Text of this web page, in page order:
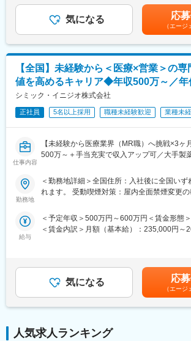
手当もアップします。
■豊富なキャリアプランとサポート体制
幅広いキャリアプランがあります。
また、弊社のマネージャーのほとんどは、
ジしたメンバーです。担当マネージャーが定
変更の範囲：会社の定める業務
医師や医療機器を扱う医療従事者に医療機器
行います。販売だけでなく、実際使用する際
ートやアフターフォローまで手掛けることが
医師や薬剤師、看護師など医療従事者に医薬
どの情報提供や情報収集を行います。患者さ
け、日々最新情報を学習し医療の一旦を担う
できます。
■入社後の流れ：
入社後は導入研修を受講。アサイン先企業の
制は万全で、医療機器営業に必要な製品知識
後に習得することができます。
◎PMによる安心のフォロー体制
社員の活動を、経験と知識を豊富に持つプロ
業活動が行えます。
◎多彩なキャリアパス
す。複数のプロジェクトを経験し、新たなキ
くことを期待しています。
（2）東北：青森・秋田・岩手・山形・宮城・
（3）関東：東京・神奈川・千葉・埼玉・茨
む）＜昇給有無＞有＜残業手当＞有＜給与補
ンセンティブあり賃金はあくまでも目安の金
じて上下する可能性があります。月給(月額)
記です。
気になる 応
（エージ
【全国】未経験から＜医療×営業＞の
値を高めるキャリア◆年収500万～／年
シミック・イニジオ株式会社
正社員 5名以上採用 職種未経験歓迎 業種未
仕事内容
【未経験から医療業界（MR職）へ挑戦×3ヶ
500万～＋手当充実で収入アップ可／大手製
＜入社月について＞
入社月が決まっているため同期も多く安心し
具体的には、「どんな病気に効くか（効果）
注意点）／品質に問題はないか」をわかり
また、現場で使われた際の声を聞き取り製薬
い薬づくりにも貢献します
いのある仕事です
勤務地
＜勤務地詳細＞全国住所：入社後に全国いず
れます。 受動喫煙対策：屋内全面禁煙変更
給与
＜予定年収＞500万円～600万円＜賃金形態
＜賃金内訳＞月額（基本給）：235,000円～
を全額支給 ■賞与年2回（昨年度実績4.2ヶ月
全国勤務が可能な方は、50万円の一時金を支
後の翌月給与で支給)賃金はあくまでも目安
通じて上下する可能性があります。月給(月
気になる 応
（エージ
人気求人ランキング